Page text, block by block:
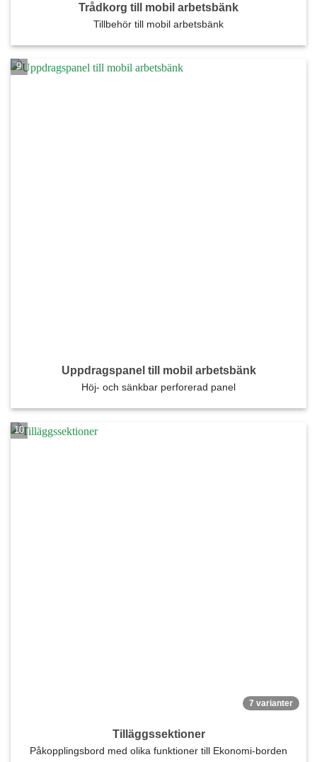
Trådkorg till mobil arbetsbänk
Tillbehör till mobil arbetsbänk
Uppdragspanel till mobil arbetsbänk
Höj- och sänkbar perforerad panel
7 varianter
Tilläggssektioner
Påkopplingsbord med olika funktioner till Ekonomi-borden